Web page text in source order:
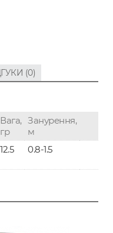
(0)
Вага,
гр
Занурення,
м
12.5 0.8-1.5